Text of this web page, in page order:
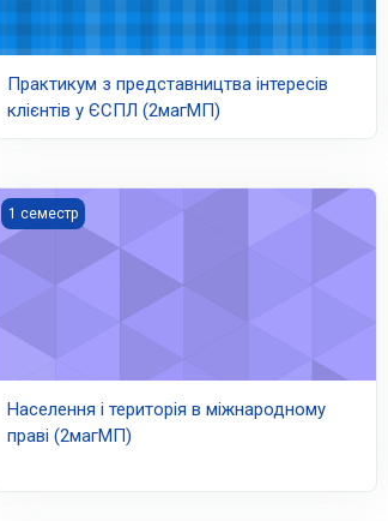
Практикум з представництва інтересів
клієнтів у ЄСПЛ (2магМП)
Населення і територія в міжнародному праві
1 семестр
Населення і територія в міжнародному
праві (2магМП)